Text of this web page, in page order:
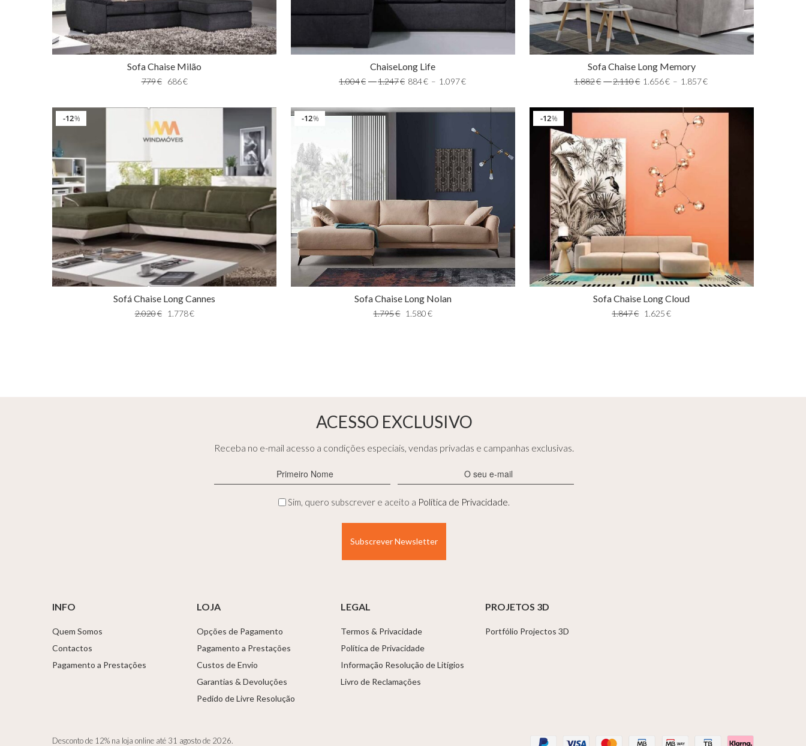
Sofa Chaise Milão
779€ 686€
ChaiseLong Life
1.004€ –1.247€ 884€ – 1.097€
Sofa Chaise Long Memory
1.882€ –2.110€ 1.656€ – 1.857€
%
12
Sofá Chaise Long Cannes
2.020€ 1.778€
%
12
Sofa Chaise Long Nolan
1.795€ 1.580 €
%
12
Sofa Chaise Long Cloud
1.847€ 1.625€
ACESSO EXCLUSIVO
Receba no e-mail acesso a condições especiais, vendas privadas e campanhas exclusivas.
Primeiro
Nome
(Obrigatório)
mail
(Obrigatório)
Privacidade
Sim, quero subscrever e aceito a Política de Privacidade.
INFO
Quem Somos
Contactos
Pagamento a Prestações
LOJA
Opções de Pagamento
Pagamento a Prestações
Custos de Envio
Garantias & Devoluções
Pedido de Livre Resolução
LEGAL
Termos & Privacidade
Política de Privacidade
Informação Resolução de Litígios
Livro de Reclamações
PROJETOS 3D
Portfólio Projectos 3D
Desconto de 12% na loja online até 31 agosto de 2026.